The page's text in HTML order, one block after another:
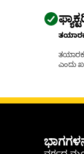
ಎಂದು